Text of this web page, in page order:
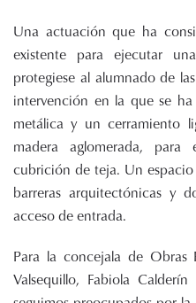
Una actuación que ha
existente para ejecutar
protegiese al alumnado de
intervención en la que se
metálica y un cerramiento
madera aglomerada,
cubrición de teja. Un
barreras arquitectónicas y
acceso de entrada.
Para la concejala de Obras
Valsequillo, Fabiola